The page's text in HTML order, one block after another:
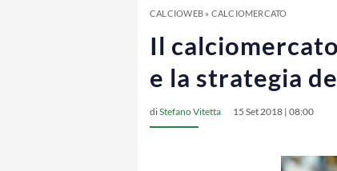
CALCIOWEB» CALCIOMERCATO
Il
e la strategia
diStefano Vitetta 15 Set 2018 | 08:00